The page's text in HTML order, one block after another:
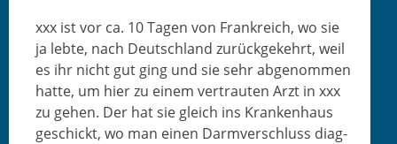
xxx ist vor ca. 10 Tagen von Frankre­ich, wo sie
ja lebte, nach Deutsch­land zurück­gekehrt, weil
es ihr nicht gut ging und sie sehr abgenom­men
hat­te, um hier zu einem ver­traut­en Arzt in xxx
zu gehen. Der hat sie gle­ich ins Kranken­haus
geschickt, wo man einen Dar­mver­schluss diag­